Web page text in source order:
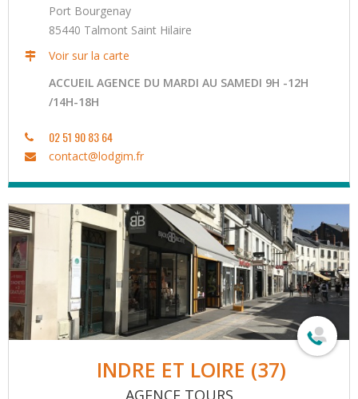
Port Bourgenay
85440 Talmont Saint Hilaire
Voir sur la carte
ACCUEIL AGENCE DU MARDI AU SAMEDI 9H -12H
/14H-18H
02 51 90 83 64
contact@lodgim.fr
INDRE ET LOIRE (37)
AGENCE TOURS